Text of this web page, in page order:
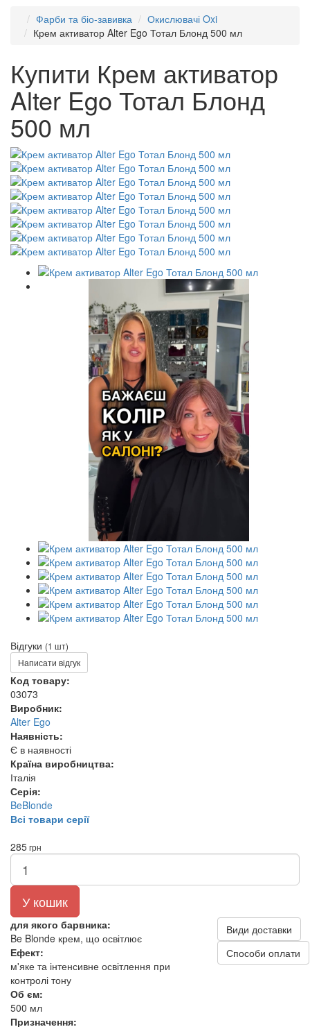
Фарби та біо-завивка
Окислювачі Oxi
Крем активатор Alter Ego Тотал Блонд 500 мл
Купити Крем активатор
Alter Ego Тотал Блонд
500 мл
Відгуки (1 шт)
Написати відгук
Код товару:
03073
Виробник:
Alter Ego
Наявність:
Є в наявності
Країна виробництва:
Італія
Серія:
BeBlonde
Всі товари серії
285грн
У кошик
для якого барвника:
Be Blonde крем, що освітлює
Ефект:
м'яке та інтенсивне освітлення при
контролі тону
Об єм:
500 мл
Призначення:
Види доставки
Способи оплати